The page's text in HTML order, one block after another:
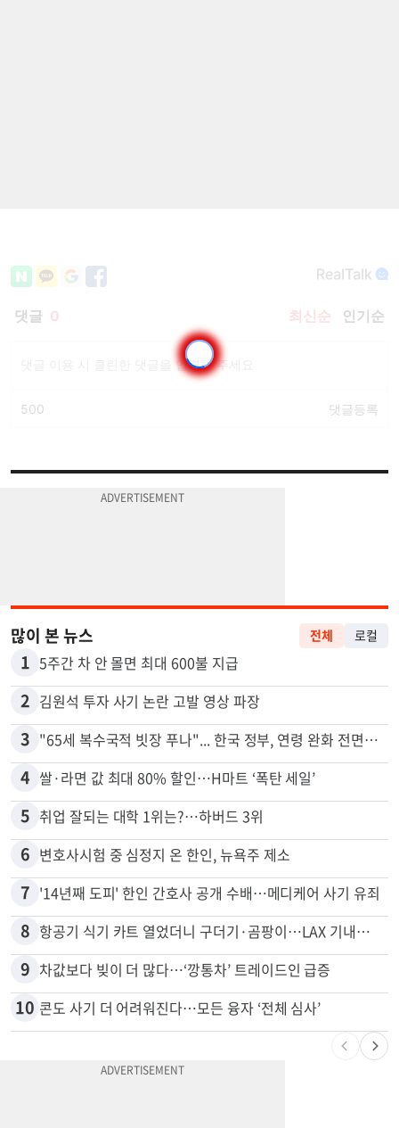
많이 본 뉴스 전체 로컬
1 5주간 차 안 몰면 최대 600불 지급
2 김원석 투자 사기 논란 고발 영상 파장
3 "65세 복수국적 빗장 푸나"... 한국 정부, 연령 완화 전면 추진
4 쌀·라면 값 최대 80% 할인…H마트 ‘폭탄 세일’
5 취업 잘되는 대학 1위는?…하버드 3위
6 변호사시험 중 심정지 온 한인, 뉴욕주 제소
7 '14년째 도피' 한인 간호사 공개 수배…메디케어 사기 유죄
8 항공기 식기 카트 열었더니 구더기·곰팡이…LAX 기내식 업체 논란
9 차값보다 빚이 더 많다…‘깡통차’ 트레이드인 급증
10 콘도 사기 더 어려워진다…모든 융자 ‘전체 심사’